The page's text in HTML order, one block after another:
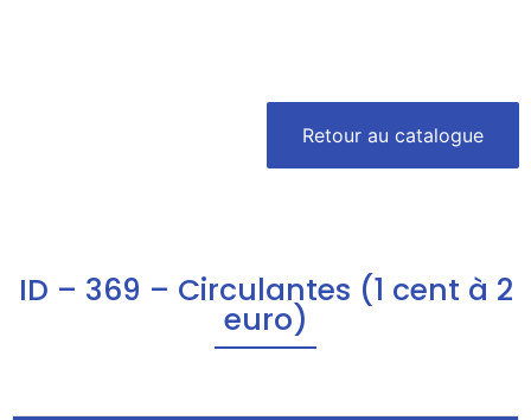
Retour au catalogue
ID – 369 – Circulantes (1 cent à 2
euro)